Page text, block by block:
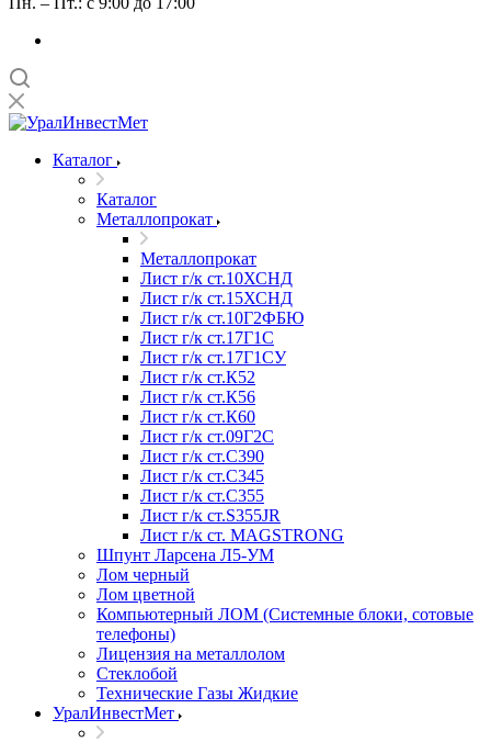
Каталог
Каталог
Металлопрокат
Металлопрокат
Лист г/к ст.10ХСНД
Лист г/к ст.15ХСНД
Лист г/к ст.10Г2ФБЮ
Лист г/к ст.17Г1С
Лист г/к ст.17Г1СУ
Лист г/к ст.К52
Лист г/к ст.К56
Лист г/к ст.К60
Лист г/к ст.09Г2С
Лист г/к ст.C390
Лист г/к ст.C345
Лист г/к ст.C355
Лист г/к ст.S355JR
Лист г/к ст. MAGSTRONG
Шпунт Ларсена Л5-УМ
Лом черный
Лом цветной
Компьютерный ЛОМ (Системные блоки, сотовые
телефоны)
Лицензия на металлолом
Стеклобой
Технические Газы Жидкие
УралИнвестМет